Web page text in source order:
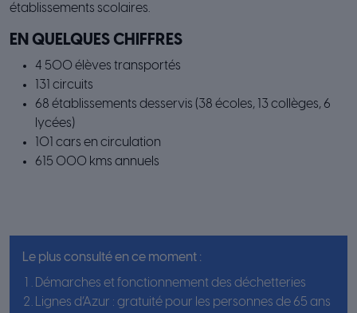
établissements scolaires.
EN QUELQUES CHIFFRES
4 500 élèves transportés
131 circuits
68 établissements desservis (38 écoles, 13 collèges, 6
lycées)
101 cars en circulation
615 000 kms annuels
Le plus consulté en ce moment :
Démarches et fonctionnement des déchetteries
Lignes d’Azur : gratuité pour les personnes de 65 ans